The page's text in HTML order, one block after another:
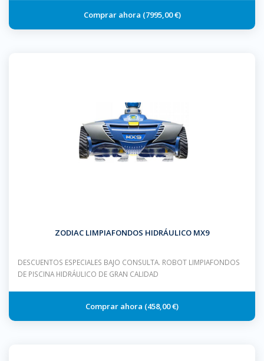
7995,00 €
ZODIAC LIMPIAFONDOS HIDRÁULICO MX9
DESCUENTOS ESPECIALES BAJO CONSULTA. ROBOT LIMPIAFONDOS
DE PISCINA HIDRÁULICO DE GRAN CALIDAD
458,00 €